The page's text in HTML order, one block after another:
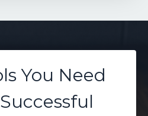
You Need